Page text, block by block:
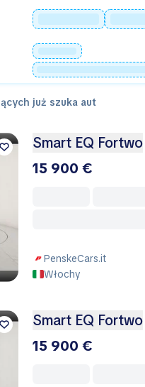
już szuka aut
Smart EQ Fortwo
15 900 €
PenskeCars.it
Włochy
Smart EQ Fortwo
15 900 €